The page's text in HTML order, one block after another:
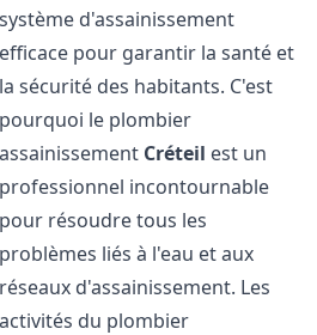
système d'assainissement
efficace pour garantir la santé et
la sécurité des habitants. C'est
pourquoi le plombier
assainissement Créteil est un
professionnel incontournable
pour résoudre tous les
problèmes liés à l'eau et aux
réseaux d'assainissement. Les
activités du plombier